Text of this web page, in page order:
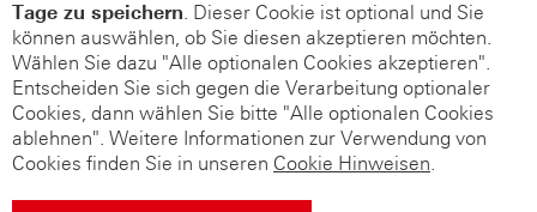
Tage zu speichern. Dieser Cookie ist optional und Sie
können auswählen, ob Sie diesen akzeptieren möchten.
Wählen Sie dazu "Alle optionalen Cookies akzeptieren".
Entscheiden Sie sich gegen die Verarbeitung optionaler
Cookies, dann wählen Sie bitte "Alle optionalen Cookies
ablehnen". Weitere Informationen zur Verwendung von
Cookies finden Sie in unseren Cookie Hinweisen.